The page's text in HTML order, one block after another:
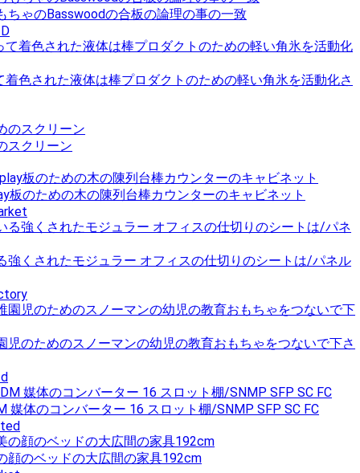
ちゃのBasswoodの合板の論理の事の一致
色された液体は棒プロダクトのための軽い角氷を活動化さ
スクリーン
板のための木の陳列台棒カウンターのキャビネット
強くされたモジュラー オフィスの仕切りのシートは/パネル
児のためのスノーマンの幼児の教育おもちゃをつないで下さ
媒体のコンバーター 16 スロット棚/SNMP SFP SC FC
顔のベッドの大広間の家具192cm